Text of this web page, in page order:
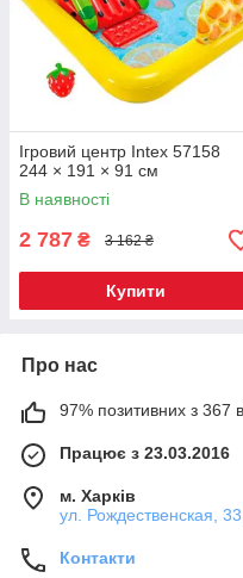
Ігровий центр Intex 57158
244 × 191 × 91 см
В наявності
2 787 ₴ 3 162 ₴
Купити
Про нас
97% позитивних з 367
Працює з 23.03.2016
м. Харків
ул. Рождественская,
Контакти